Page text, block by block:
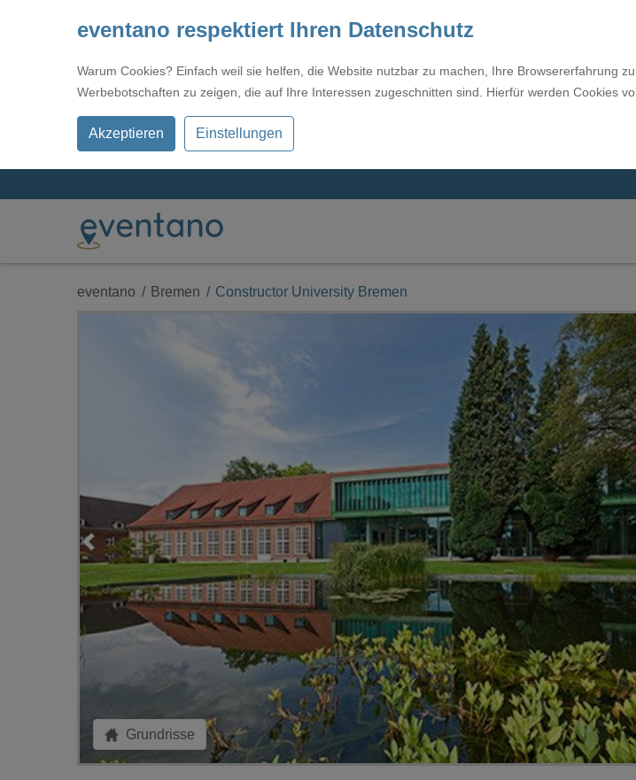
eventano respektiert Ihren Datenschutz
Warum Cookies? Einfach weil sie helfen, die Website nutzbar zu machen, Ihre Browsererfahrung
Werbebotschaften zu zeigen, die auf Ihre Interessen zugeschnitten sind. Hierfür werden Cookies
Akzeptieren Einstellungen
eventano Bremen Constructor University Bremen
Grundrisse